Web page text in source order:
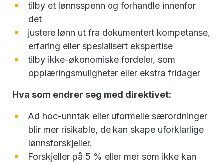
tilby et lønnsspenn og forhandle innenfor
det
justere lønn ut fra dokumentert kompetanse,
erfaring eller spesialisert ekspertise
tilby ikke-økonomiske fordeler, som
opplæringsmuligheter eller ekstra fridager
Hva som endrer seg med direktivet:
Ad hoc-unntak eller uformelle særordninger
blir mer risikable, de kan skape uforklarlige
lønnsforskjeller.
Forskjeller på 5 % eller mer som ikke kan